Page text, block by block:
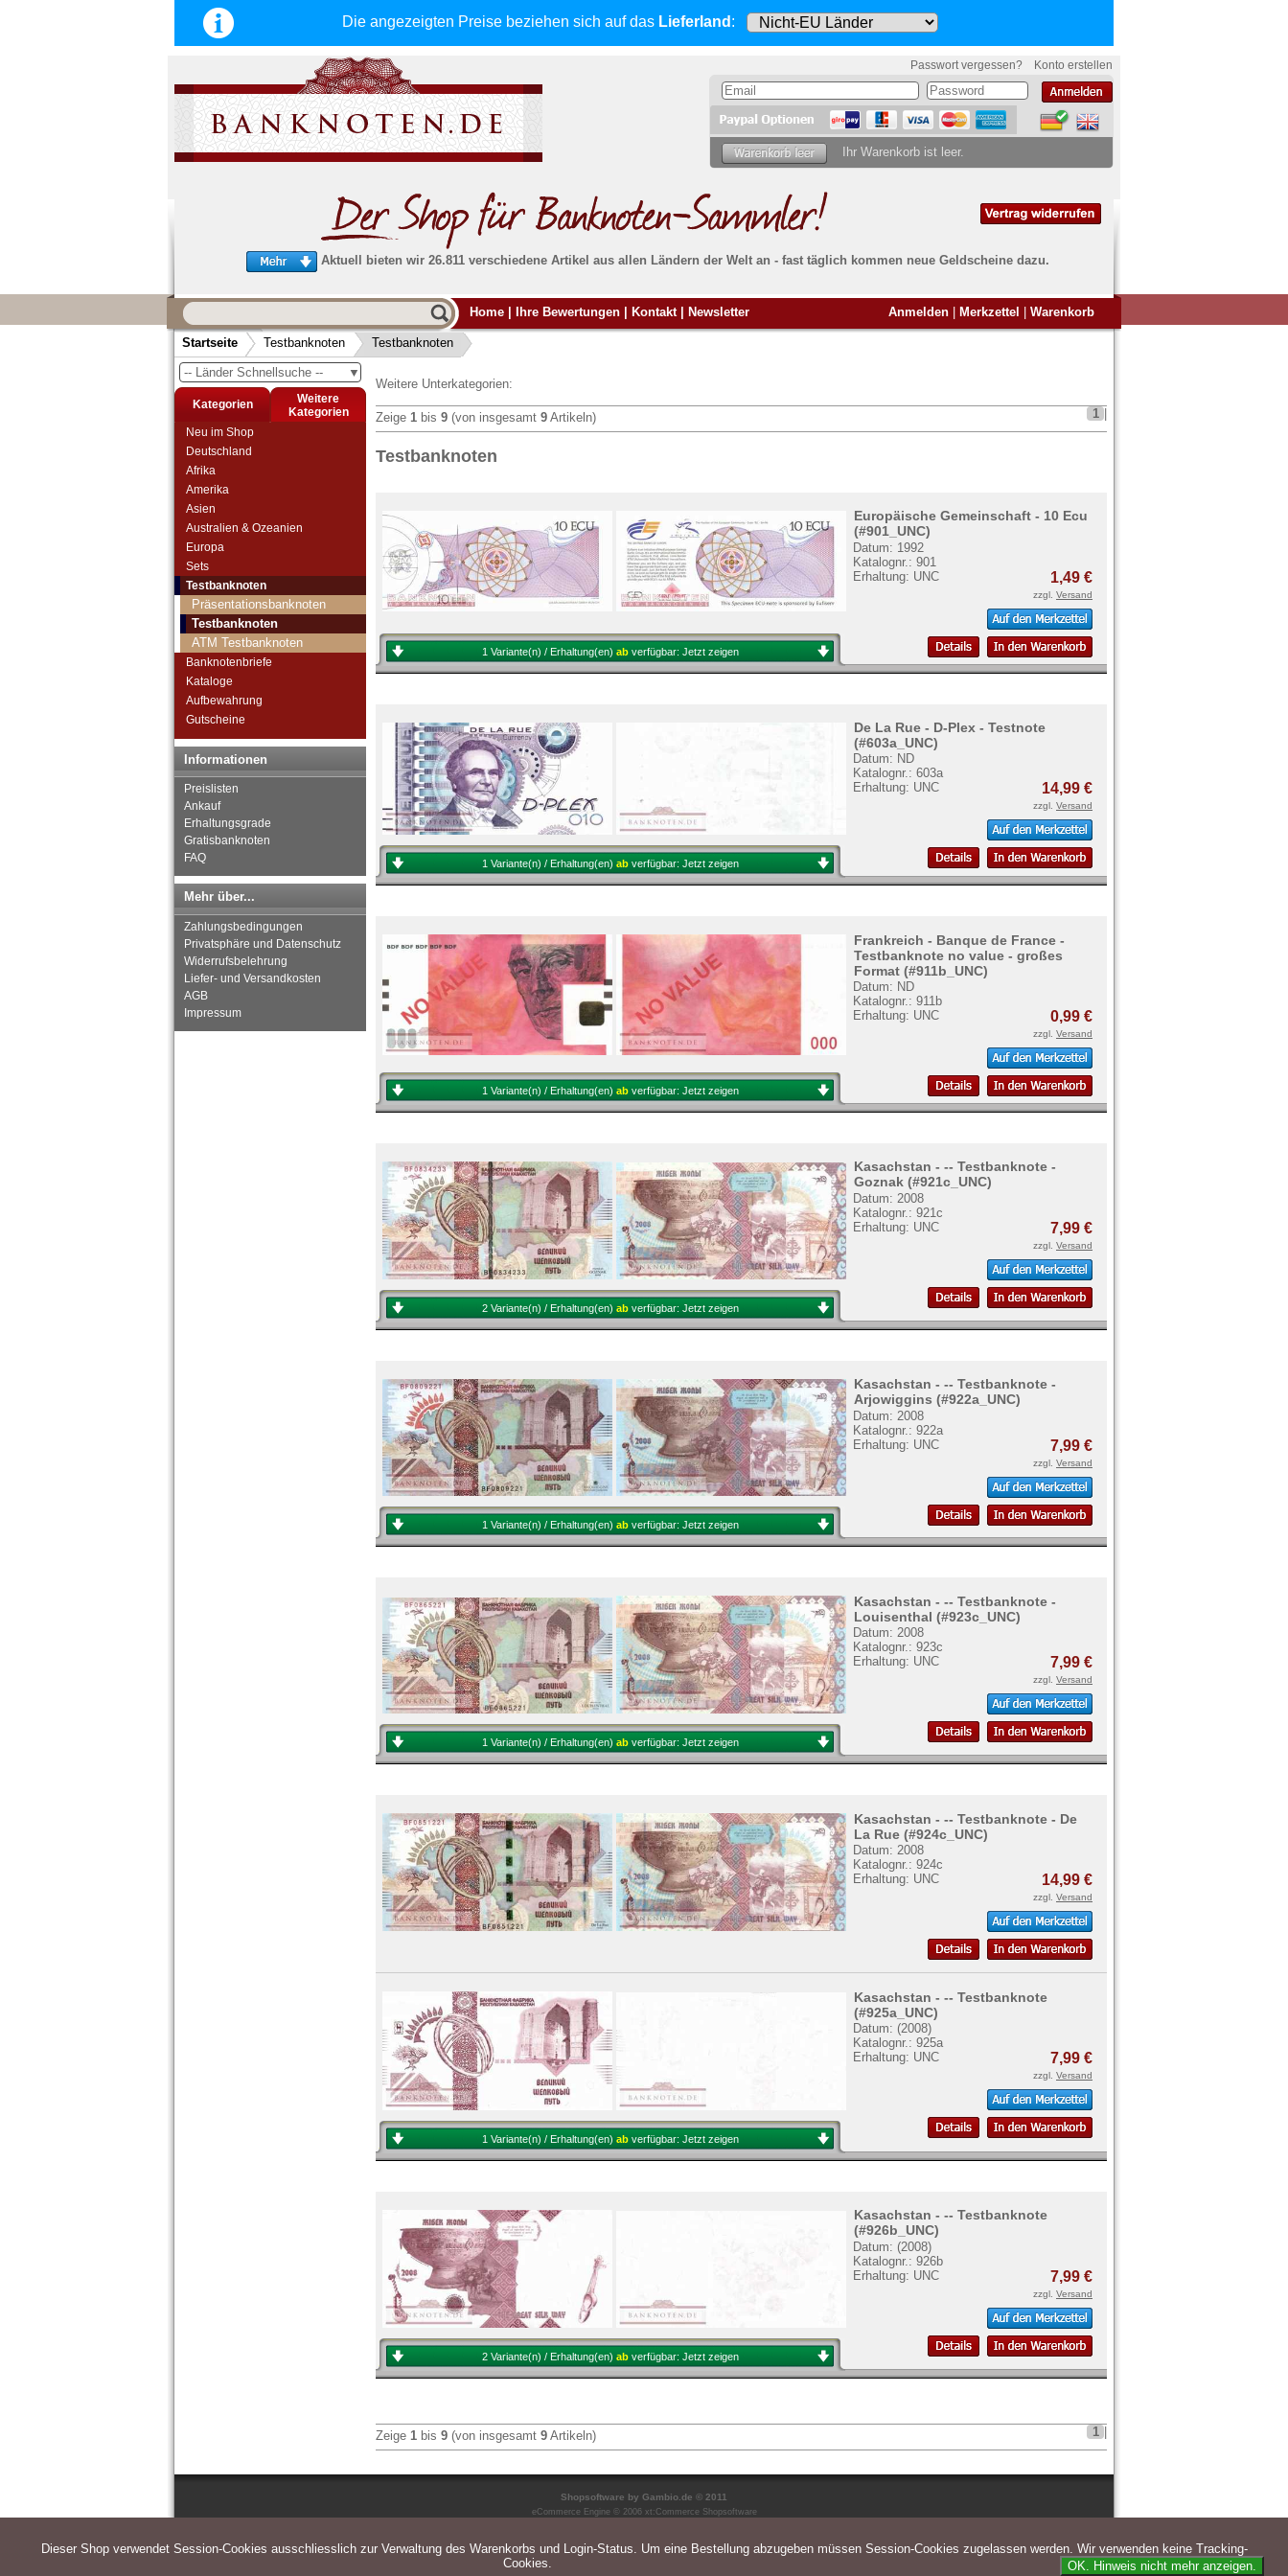
Die angezeigten Preise beziehen sich auf das Lieferland :
Passwort vergessen? Konto erstellen
Ihr Warenkorb ist leer.
Aktuell bieten wir 26.811 verschiedene Artikel aus allen Ländern der Welt an - fast täglich kommen neue Geldscheine dazu.
schnellen, sicheren und zuverlässigen
Service
Schneller und sicherer Versand-
Bestellungen werktags bis 14:00 Uhr, können
noch am selben Tag verschickt werden.
(Versand mit DHL oder Deutsche Post)
Alle Lieferungen, auch ins Ausland, werden
von uns voll versichert. Sie habenkein Risiko
Absolute Zuverlässigkeit:
Banknoten
Möchten Sie Banknoten
verkaufen?
Siehier.
Home Ihre Bewertungen Kontakt Newsletter Anmelden Merkzettel Warenkorb
Startseite Testbanknoten Testbanknoten
▼
-- Länder Schnellsuche --
Kategorien
Weitere
Kategorien
Neu im Shop
Deutschland
Afrika
Amerika
Asien
Australien & Ozeanien
Europa
Sets
Testbanknoten
Präsentationsbanknoten
Testbanknoten
ATM Testbanknoten
Banknotenbriefe
Kataloge
Aufbewahrung
Gutscheine
Informationen
Preislisten
Ankauf
Erhaltungsgrade
Gratisbanknoten
FAQ
Mehr über...
Zahlungsbedingungen
Privatsphäre und Datenschutz
Widerrufsbelehrung
Liefer- und Versandkosten
AGB
Impressum
Weitere Unterkategorien:
Zeige 1 bis 9 (von insgesamt 9 Artikeln) 1
Testbanknoten
Europäische Gemeinschaft - 10 Ecu
(#901_UNC)
Datum: 1992
Katalognr.: 901
Erhaltung: UNC
1,49 €
zzgl. Versand
1 Variante(n) / Erhaltung(en) ab verfügbar: Jetzt zeigen
De La Rue - D-Plex - Testnote
(#603a_UNC)
Datum: ND
Katalognr.: 603a
Erhaltung: UNC
14,99 €
zzgl. Versand
1 Variante(n) / Erhaltung(en) ab verfügbar: Jetzt zeigen
Frankreich - Banque de France -
Testbanknote no value - großes
Format (#911b_UNC)
Datum: ND
Katalognr.: 911b
Erhaltung: UNC
0,99 €
zzgl. Versand
1 Variante(n) / Erhaltung(en) ab verfügbar: Jetzt zeigen
Kasachstan - -- Testbanknote -
Goznak (#921c_UNC)
Datum: 2008
Katalognr.: 921c
Erhaltung: UNC
7,99 €
zzgl. Versand
2 Variante(n) / Erhaltung(en) ab verfügbar: Jetzt zeigen
Kasachstan - -- Testbanknote -
Arjowiggins (#922a_UNC)
Datum: 2008
Katalognr.: 922a
Erhaltung: UNC
7,99 €
zzgl. Versand
1 Variante(n) / Erhaltung(en) ab verfügbar: Jetzt zeigen
Kasachstan - -- Testbanknote -
Louisenthal (#923c_UNC)
Datum: 2008
Katalognr.: 923c
Erhaltung: UNC
7,99 €
zzgl. Versand
1 Variante(n) / Erhaltung(en) ab verfügbar: Jetzt zeigen
Kasachstan - -- Testbanknote - De
La Rue (#924c_UNC)
Datum: 2008
Katalognr.: 924c
Erhaltung: UNC
14,99 €
zzgl. Versand
Kasachstan - -- Testbanknote
(#925a_UNC)
Datum: (2008)
Katalognr.: 925a
Erhaltung: UNC
7,99 €
zzgl. Versand
1 Variante(n) / Erhaltung(en) ab verfügbar: Jetzt zeigen
Kasachstan - -- Testbanknote
(#926b_UNC)
Datum: (2008)
Katalognr.: 926b
Erhaltung: UNC
7,99 €
zzgl. Versand
2 Variante(n) / Erhaltung(en) ab verfügbar: Jetzt zeigen
Zeige 1 bis 9 (von insgesamt 9 Artikeln) 1
Shopsoftware by Gambio.de © 2011
eCommerce Engine © 2006 xt:Commerce Shopsoftware
Dieser Shop verwendet Session-Cookies ausschliesslich zur Verwaltung des Warenkorbs und Login-Status. Um eine Bestellung abzugeben müssen Session-Cookies zugelassen werden. Wir verwenden keine Tracking-
Cookies.
OK. Hinweis nicht mehr anzeigen.